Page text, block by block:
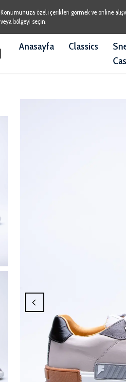
Konumunuza özel içerikleri görmek ve online
veya bölgeyi seçin.
Anasayfa Classics